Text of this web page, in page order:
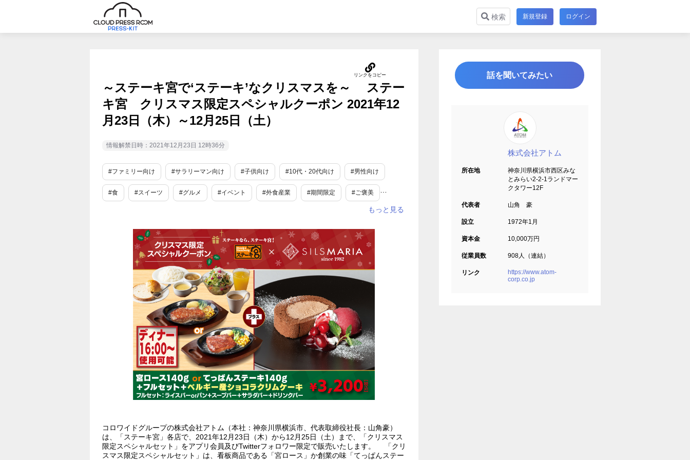
検索 新規登録 ログイン
～ステーキ宮で‘ステーキ’なクリスマスを～ ステー
キ宮 クリスマス限定スペシャルクーポン 2021年12
月23日（木）～12月25日（土）
情報解禁日時：2021年12月23日 12時36分
#ファミリー向け #サラリーマン向け #子供向け #10代・20代向け #男性向け
#食 #スイーツ #グルメ #イベント #外食産業 #期間限定 #ご褒美
コロワイドグループの株式会社アトム（本社：神奈川県横浜市、代表取締役社長：山角豪）
は、「ステーキ宮」各店で、2021年12月23日（木）から12月25日（土）まで、「クリスマス
限定スペシャルセット」をアプリ会員及びTwitterフォロワー限定で販売いたします。 「クリ
スマス限定スペシャルセット」は、看板商品である「宮ロース」か創業の味「てっぱんステー
話を聞いてみたい
株式会社アトム
所在地
神奈川県横浜市西区みな
とみらい2-2-1ランドマー
クタワー12F
代表者 山角 豪
設立 1972年1月
資本金 10,000万円
従業員数 908人（連結）
リンク
https://www.atom-
corp.co.jp